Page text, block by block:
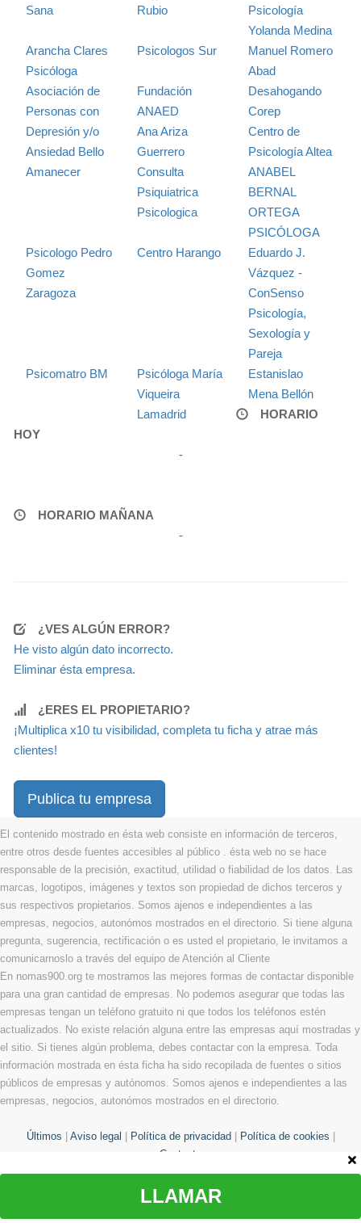
Sana
Rubio
Psicología
Yolanda Medina
Arancha Clares
Psicóloga
Psicologos Sur
Manuel Romero
Abad
Asociación de
Personas con
Depresión y/o
Ansiedad Bello
Amanecer
Fundación
ANAED
Desahogando
Corep
Ana Ariza
Guerrero
Centro de
Psicología Altea
Consulta
Psiquiatrica
Psicologica
ANABEL
BERNAL
ORTEGA
PSICÓLOGA
Psicologo Pedro
Gomez
Zaragoza
Centro Harango
Eduardo J.
Vázquez -
ConSenso
Psicología,
Sexología y
Pareja
Psicomatro BM
Psicóloga María
Viqueira
Lamadrid
Estanislao
Mena Bellón
HORARIO
HOY
-
HORARIO MAÑANA
-
¿VES ALGÚN ERROR?
He visto algún dato incorrecto.
Eliminar ésta empresa.
¿ERES EL PROPIETARIO?
¡Multiplica x10 tu visibilidad, completa tu ficha y atrae más
clientes!
Publica tu empresa
El contenido mostrado en ésta web consiste en información de terceros,
entre otros desde fuentes accesibles al público . ésta web no se hace
responsable de la precisión, exactitud, utilidad o fiabilidad de los datos. Las
marcas, logotipos, imágenes y textos son propiedad de dichos terceros y
sus respectivos propietarios. Somos ajenos e independientes a las
empresas, negocios, autonómos mostrados en el directorio. Si tiene alguna
pregunta, sugerencia, rectificación o es usted el propietario, le invitamos a
comunicarnoslo a través del equipo de Atención al Cliente
En nomas900.org te mostramos las mejores formas de contactar disponible
para una gran cantidad de empresas. No podemos asegurar que todas las
empresas tengan un teléfono gratuito ni que todos los teléfonos estén
actualizados. No existe relación alguna entre las empresas aquí mostradas y
el sitio. Si tienes algún problema, debes contactar con la empresa. Toda
información mostrada en ésta ficha ha sido recopilada de fuentes o sitios
públicos de empresas y autónomos. Somos ajenos e independientes a las
empresas, negocios, autonómos mostrados en el directorio.
Últimos Aviso legal Política de privacidad Política de cookies
Contacto
LLAMAR